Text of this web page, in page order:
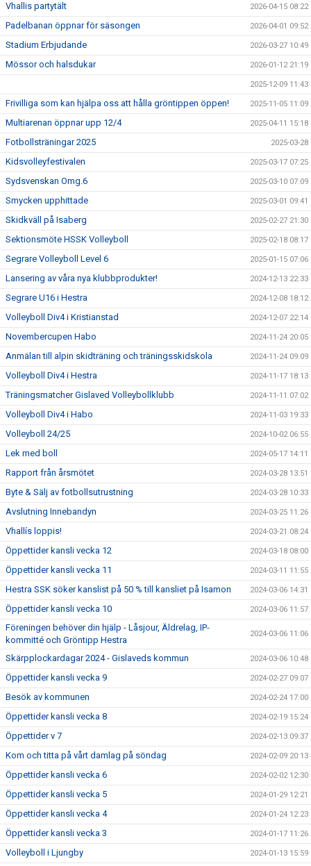
VÅRA LAG
GYM ISAMON
AVGIFTER
Vhallis partytält 2026-04-15 08:22
Padelbanan öppnar för säsongen 2026-04-01 09:52
Stadium Erbjudande 2026-03-27 10:49
Mössor och halsdukar 2026-01-12 21:19
2025-12-09 11:43
Frivilliga som kan hjälpa oss att hålla gröntippen öppen! 2025-11-05 11:09
Multiarenan öppnar upp 12/4 2025-04-11 15:18
Fotbollsträningar 2025 2025-03-28
Kidsvolleyfestivalen 2025-03-17 07:25
Sydsvenskan Omg.6 2025-03-10 07:09
Smycken upphittade 2025-03-01 09:41
Skidkväll på Isaberg 2025-02-27 21:30
Sektionsmöte HSSK Volleyboll 2025-02-18 08:17
Segrare Volleyboll Level 6 2025-01-15 07:06
Lansering av våra nya klubbprodukter! 2024-12-13 22:33
Segrare U16 i Hestra 2024-12-08 18:12
Volleyboll Div4 i Kristianstad 2024-12-07 22:14
Novembercupen Habo 2024-11-24 20:05
Anmälan till alpin skidträning och träningsskidskola 2024-11-24 09:09
Volleyboll Div4 i Hestra 2024-11-17 18:13
Träningsmatcher Gislaved Volleybollklubb 2024-11-11 07:02
Volleyboll Div4 i Habo 2024-11-03 19:33
Volleyboll 24/25 2024-10-02 06:55
Lek med boll 2024-05-17 14:11
Rapport från årsmötet 2024-03-28 13:51
Byte & Sälj av fotbollsutrustning 2024-03-28 10:33
Avslutning Innebandyn 2024-03-25 11:26
Vhallís loppis! 2024-03-21 08:24
Öppettider kansli vecka 12 2024-03-18 08:00
Öppettider kansli vecka 11 2024-03-11 11:55
Hestra SSK söker kanslist på 50 % till kansliet på Isamon 2024-03-06 14:31
Öppettider kansli vecka 10 2024-03-06 11:57
Föreningen behöver din hjälp - Låsjour, Äldrelag, IP-
kommitté och Gröntipp Hestra
2024-03-06 11:06
Skärpplockardagar 2024 - Gislaveds kommun 2024-03-06 10:48
Öppettider kansli vecka 9 2024-02-27 09:07
Besök av kommunen 2024-02-24 17:00
Öppettider kansli vecka 8 2024-02-19 15:24
Öppettider v 7 2024-02-13 09:37
Kom och titta på vårt damlag på söndag 2024-02-09 20:13
Öppettider kansli vecka 6 2024-02-02 12:30
Öppettider kansli vecka 5 2024-01-29 12:21
Öppettider kansli vecka 4 2024-01-24 12:23
Öppettider kansli vecka 3 2024-01-17 11:26
Volleyboll i Ljungby 2024-01-13 15:59